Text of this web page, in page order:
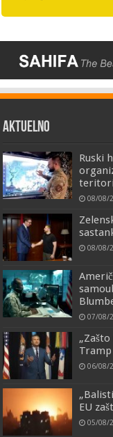
AKTUELNO
Ruski
08/08/
08/08/
07/08/
06/08/
EU
05/08/